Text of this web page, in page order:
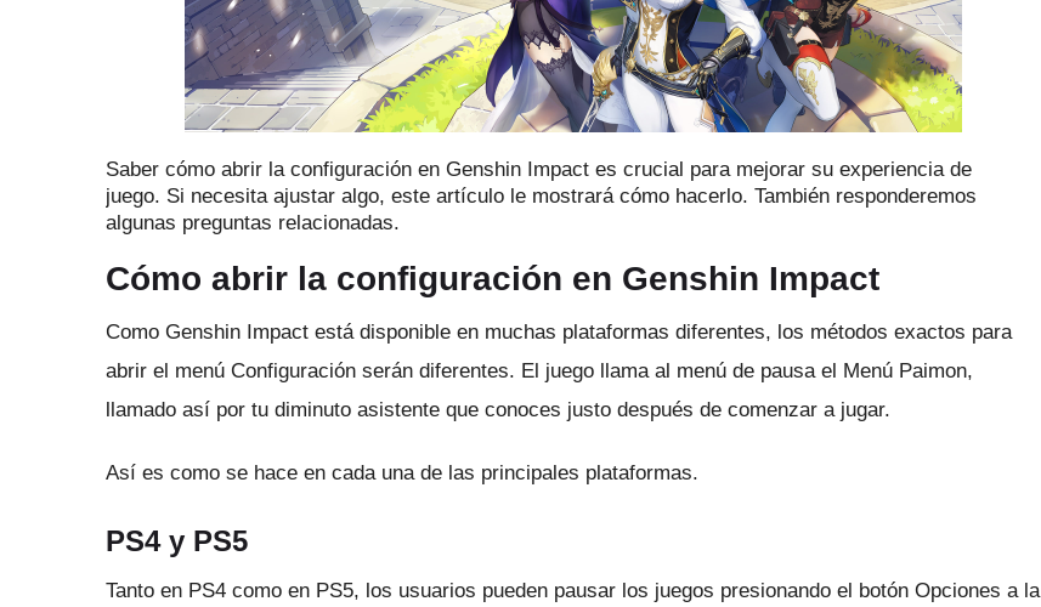
Saber cómo abrir la configuración en Genshin Impact es crucial para mejorar su experiencia de
juego. Si necesita ajustar algo, este artículo le mostrará cómo hacerlo. También responderemos
algunas preguntas relacionadas.
Cómo abrir la configuración en Genshin Impact
Como Genshin Impact está disponible en muchas plataformas diferentes, los métodos exactos para
abrir el menú Configuración serán diferentes. El juego llama al menú de pausa el Menú Paimon,
llamado así por tu diminuto asistente que conoces justo después de comenzar a jugar.
Así es como se hace en cada una de las principales plataformas.
PS4 y PS5
Tanto en PS4 como en PS5, los usuarios pueden pausar los juegos presionando el botón Opciones a la